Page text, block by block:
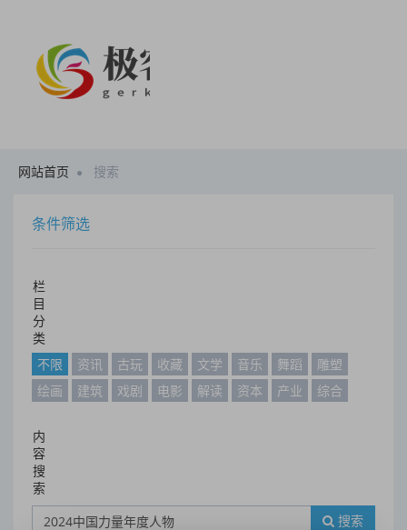
网站首页 搜索
条件筛选
栏
目
分
类
不限
资讯 古玩 收藏 文学 音乐 舞蹈
雕塑
绘画
建筑 戏剧 电影 解读 资本 产业 综合
内
容
搜
索
搜索